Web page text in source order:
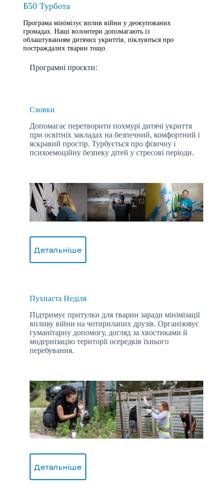
Б50 Турбота
Програма мінімізує вплив війни у деокупованих
громадах. Наші волонтери допомагають із
облаштуванням дитячих укриттів, піклуються про
постраждалих тварин тощо.
Програмні проєкти:
Сховки
Допомагає перетворити похмурі дитячі укриття
при освітніх закладах на безпечний, комфортний і
яскравий простір. Турбується про фізичну і
психоемоційну безпеку дітей у стресові періоди.
Детальніше
Пухнаста Неділя
Підтримує притулки для тварин заради мінімізації
впливу війни на чотирилапих друзів. Організовує
гуманітарну допомогу, догляд за хвостиками й
модернізацію території осередків їхнього
перебування.
Детальніше